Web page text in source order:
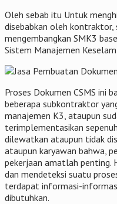
Oleh sebab itu Untuk
disebabkan oleh kontraktor,
mengembangkan SMK3
Sistem Manajemen
Proses Dokumen CSMS ini
beberapa subkontraktor
manajemen K3, ataupun
terimplementasikan
dilewatkan ataupun tidak
ataupun karyawan bahwa,
pekerjaan amatlah
dan mendeteksi suatu
terdapat informasi-
dibutuhkan.